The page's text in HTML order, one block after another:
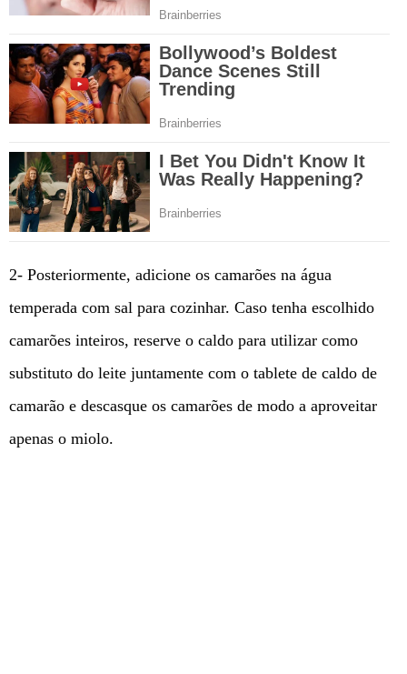
2- Posteriormente, adicione os camarões na água
temperada com sal para cozinhar. Caso tenha escolhido
camarões inteiros, reserve o caldo para utilizar como
substituto do leite juntamente com o tablete de caldo de
camarão e descasque os camarões de modo a aproveitar
apenas o miolo.